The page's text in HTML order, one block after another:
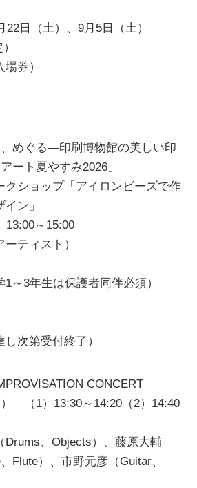
22日（土）、9月5日（土）
券）
めぐる―印刷博物館の美しい印
ート夏やすみ2026」
クショップ「アイロンビーズで作
ン」
13:00～15:00
ティスト）
～3年生は保護者同伴必須）
次第受付終了）
CONCERT
（1）13:30～14:20（2）14:40
Drums、Objects）、藤原大輔
Flute）、市野元彦（Guitar、